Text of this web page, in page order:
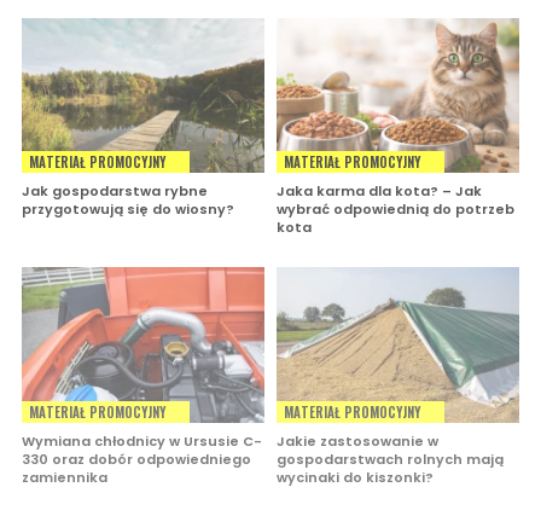
MATERIAŁ PROMOCYJNY
Jak gospodarstwa rybne
przygotowują się do wiosny?
MATERIAŁ PROMOCYJNY
Jaka karma dla kota? – Jak
wybrać odpowiednią do potrzeb
kota
MATERIAŁ PROMOCYJNY
Wymiana chłodnicy w Ursusie C-
330 oraz dobór odpowiedniego
zamiennika
MATERIAŁ PROMOCYJNY
Jakie zastosowanie w
gospodarstwach rolnych mają
wycinaki do kiszonki?